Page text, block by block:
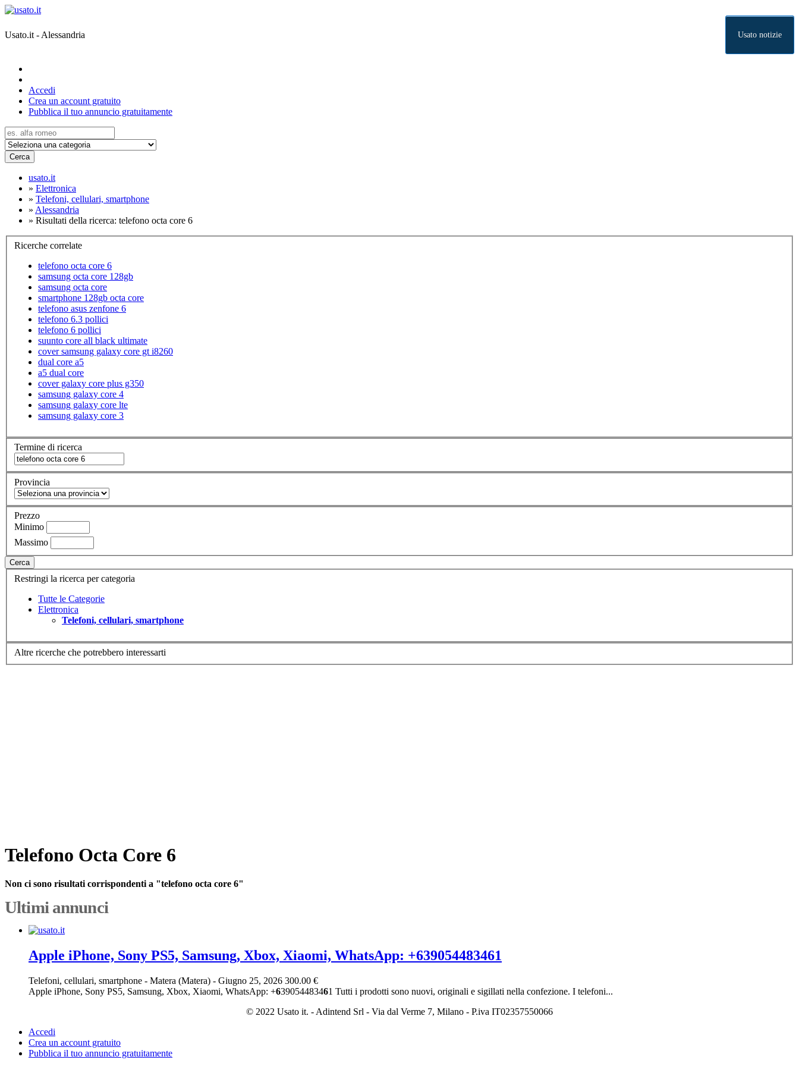
Usato.it - Alessandria Usato notizie
Accedi
Crea un account gratuito
Pubblica il tuo annuncio gratuitamente
Cerca
usato.it
» Elettronica
» Telefoni, cellulari, smartphone
» Alessandria
» Risultati della ricerca: telefono octa core 6
Ricerche correlate
telefono octa core 6
samsung octa core 128gb
samsung octa core
smartphone 128gb octa core
telefono asus zenfone 6
telefono 6.3 pollici
telefono 6 pollici
suunto core all black ultimate
cover samsung galaxy core gt i8260
dual core a5
a5 dual core
cover galaxy core plus g350
samsung galaxy core 4
samsung galaxy core lte
samsung galaxy core 3
Termine di ricerca
Provincia
Prezzo
Minimo
Massimo
Cerca
Restringi la ricerca per categoria
Tutte le Categorie
Elettronica
Telefoni, cellulari, smartphone
Altre ricerche che potrebbero interessarti
Telefono Octa Core 6
Non ci sono risultati corrispondenti a "telefono octa core 6"
Ultimi annunci
Apple iPhone, Sony PS5, Samsung, Xbox, Xiaomi, WhatsApp: +639054483461
Telefoni, cellulari, smartphone - Matera (Matera) - Giugno 25, 2026 300.00 €
Apple iPhone, Sony PS5, Samsung, Xbox, Xiaomi, WhatsApp: +639054483461 Tutti i prodotti sono nuovi, originali e sigillati nella confezione. I telefoni...
© 2022 Usato it. - Adintend Srl - Via dal Verme 7, Milano - P.iva IT02357550066
Accedi
Crea un account gratuito
Pubblica il tuo annuncio gratuitamente